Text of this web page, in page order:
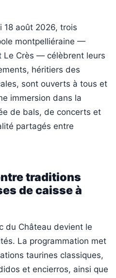
18 août 2026, trois
montpelliéraine —
Le Crès — célèbrent leurs
héritiers des
sont ouverts à tous et
immersion dans la
de bals, de concerts et
partagés entre
traditions
de caisse à
du Château devient le
La programmation met
taurines classiques,
et encierros, ainsi que